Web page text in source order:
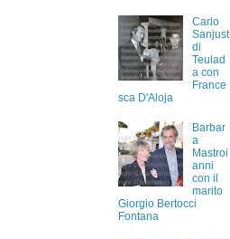
Carlo
Sanjust
di
Teulad
a con
France
sca D'Aloja
Barbar
a
Mastroi
anni
con il
marito
Giorgio Bertocci
Fontana